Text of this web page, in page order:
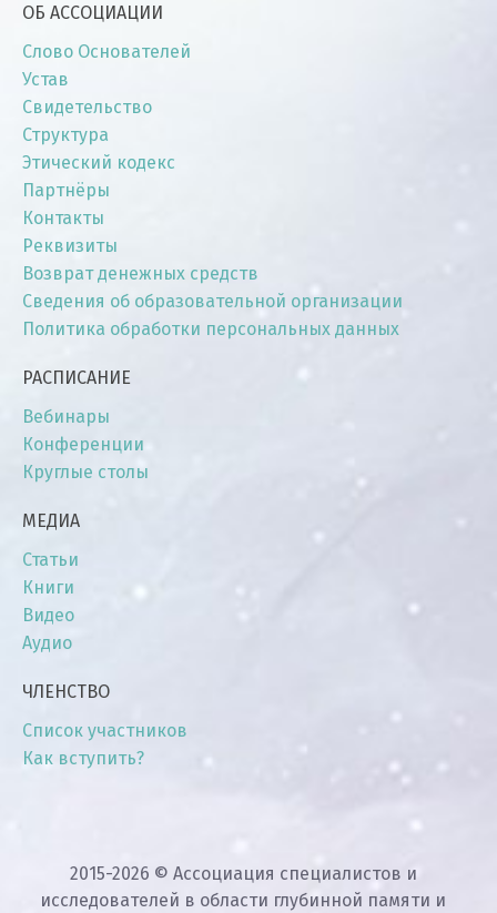
ОБ АССОЦИАЦИИ
Слово Основателей
Устав
Свидетельство
Структура
Этический кодекс
Партнёры
Контакты
Реквизиты
Возврат денежных средств
Сведения об образовательной организации
Политика обработки персональных данных
РАСПИСАНИЕ
Вебинары
Конференции
Круглые столы
МЕДИА
Статьи
Книги
Видео
Аудио
ЧЛЕНСТВО
Список участников
Как вступить?
2015-2026 © Ассоциация специалистов и
исследователей в области глубинной памяти и